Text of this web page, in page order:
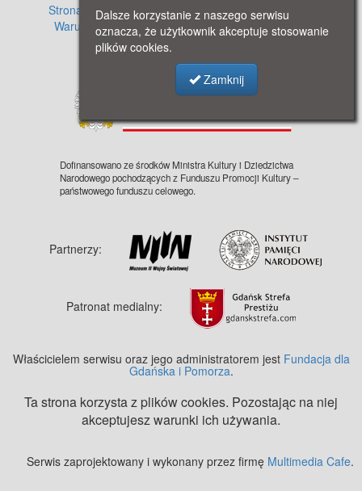
Strona główna · Informacje o projekcie · Cennik
Warunki używania zasobów
· Kontakt ·
Regulamin
serwisu
· Polityka prywatności
Dofinansowano ze środków Ministra Kultury i Dziedzictwa
Narodowego pochodzących z Funduszu Promocji Kultury –
państwowego funduszu celowego.
Partnerzy:
Patronat medialny:
Właścicielem serwisu oraz jego administratorem jest Fundacja dla
Gdańska i Pomorza.
Ta strona korzysta z plików cookies. Pozostając na niej
akceptujesz warunki ich używania.
Serwis zaprojektowany i wykonany przez firmę Multimedia Cafe.
Dalsze korzystanie z naszego serwisu
oznacza, że użytkownik akceptuje stosowanie
plików cookies.
Zamknij